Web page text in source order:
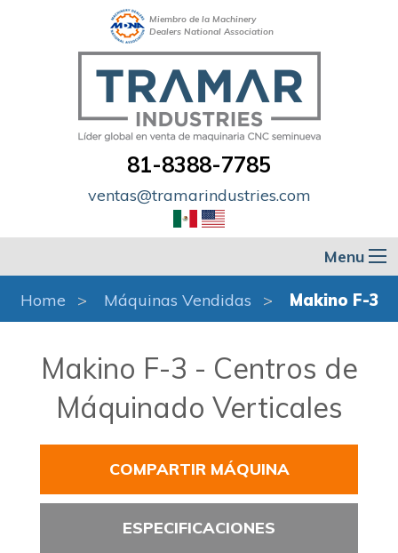
Miembro de la Machinery
Dealers National Association
81-8388-7785
ventas@tramarindustries.com
Menu
Home Máquinas Vendidas Makino F-3
Makino F-3 - Centros de
Máquinado Verticales
COMPARTIR MÁQUINA
ESPECIFICACIONES